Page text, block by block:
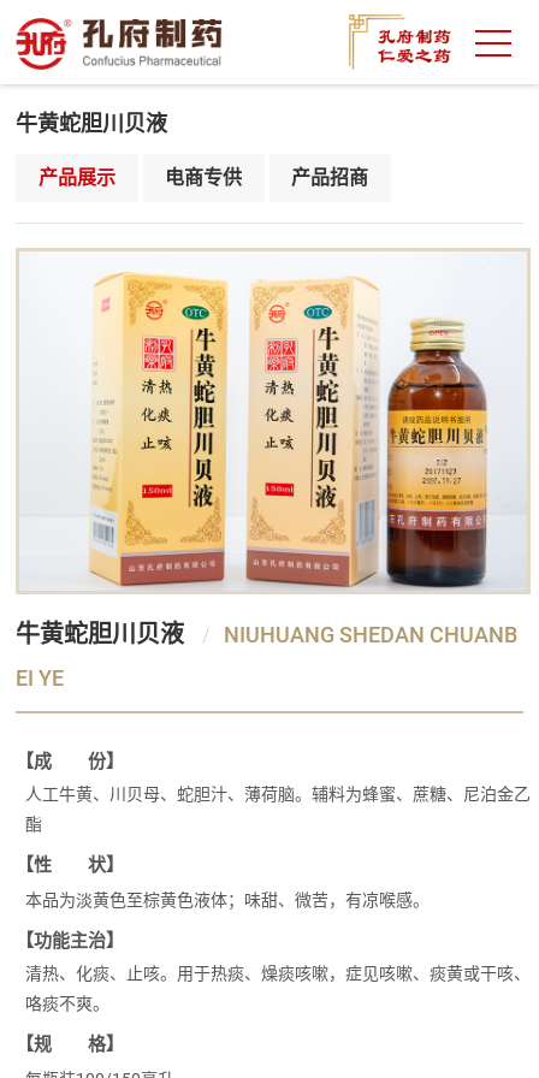
牛黄蛇胆川贝液
产品展示 电商专供 产品招商
牛黄蛇胆川贝液
NIUHUANG SHEDAN CHUANB
EI YE
【成 份】
人工牛黄、川贝母、蛇胆汁、薄荷脑。辅料为蜂蜜、蔗糖、尼泊金乙
酯
【性 状】
本品为淡黄色至棕黄色液体；味甜、微苦，有凉喉感。
【功能主治】
清热、化痰、止咳。用于热痰、燥痰咳嗽，症见咳嗽、痰黄或干咳、
咯痰不爽。
【规 格】